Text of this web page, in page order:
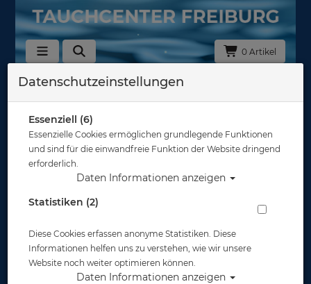
0 Artikel
Zurück
Datenschutzeinstellungen
Essenziell (6)
Essenzielle Cookies ermöglichen grundlegende Funktionen
und sind für die einwandfreie Funktion der Website dringend
erforderlich.
Daten Informationen anzeigen
Statistiken (2)
Diese Cookies erfassen anonyme Statistiken. Diese
Informationen helfen uns zu verstehen, wie wir unsere
Website noch weiter optimieren können.
Daten Informationen anzeigen